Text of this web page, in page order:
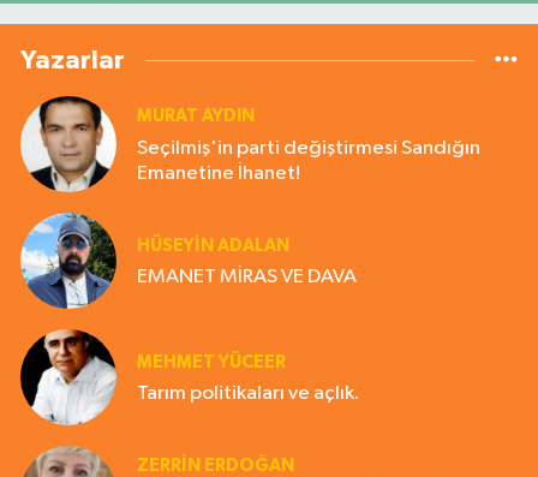
Yazarlar
MURAT AYDIN
Seçilmiş'in parti değiştirmesi Sandığın
Emanetine İhanet!
HÜSEYIN ADALAN
EMANET MİRAS VE DAVA
MEHMET YÜCEER
Tarım politikaları ve açlık.
ZERRIN ERDOĞAN